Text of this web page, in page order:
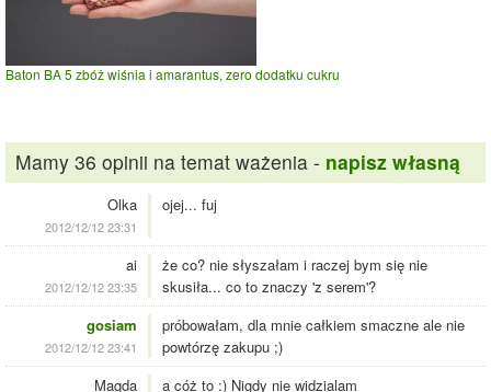
Baton BA 5 zbóż wiśnia i amarantus, zero dodatku cukru
Mamy 36 opinii na temat ważenia - napisz własną
Olka
2012/12/12 23:31
ojej... fuj
ai
2012/12/12 23:35
że co? nie słyszałam i raczej bym się nie
skusiła... co to znaczy 'z serem'?
gosiam
2012/12/12 23:41
próbowałam, dla mnie całkiem smaczne ale nie
powtórzę zakupu ;)
Magda
a cóż to :) Nigdy nie widzialam